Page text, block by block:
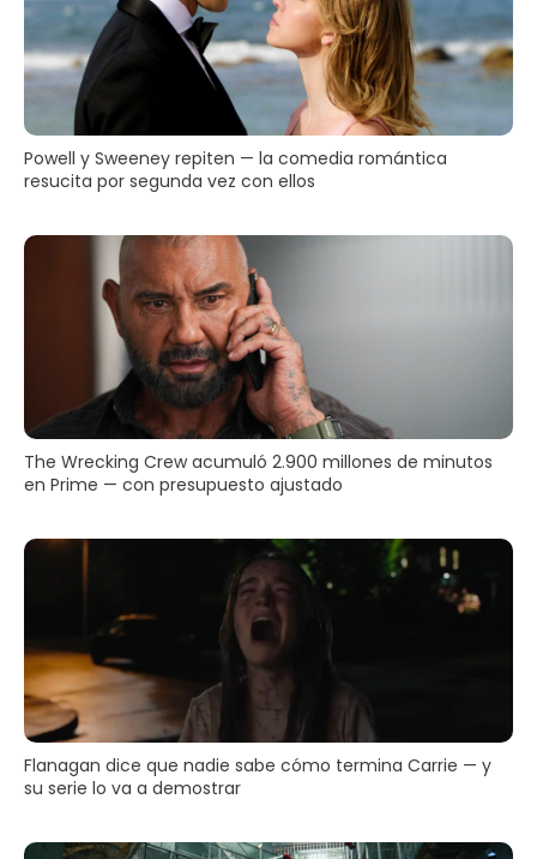
Powell y Sweeney repiten — la comedia romántica
resucita por segunda vez con ellos
The Wrecking Crew acumuló 2.900 millones de minutos
en Prime — con presupuesto ajustado
Flanagan dice que nadie sabe cómo termina Carrie — y
su serie lo va a demostrar